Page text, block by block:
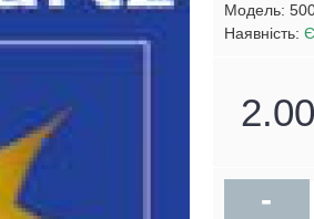
Модель:
Наявність:
-